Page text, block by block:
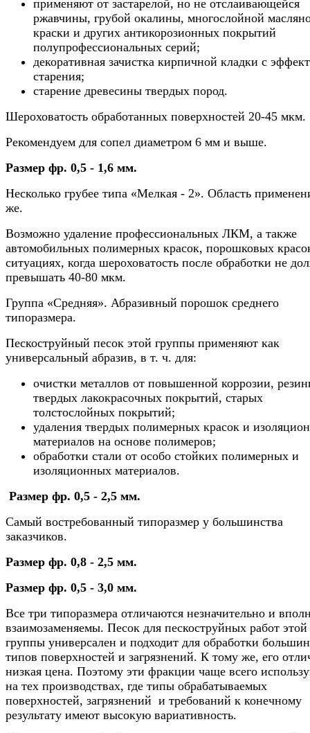
применяют от застарелой, но не отслаивающейся
ржавчины, грубой окалины, многослойной
краски и других антикорозионных покрытий
полупрофессиональных серий;
декоративная зачистка кирпичной кладки с
старения;
старение древесины твердых пород.
Шероховатость обработанных поверхностей 20-45 мкм.
Рекомендуем для сопел диаметром 6 мм и выше.
Размер фр. 0,5 - 1,6 мм.
Несколько грубее типа «Мелкая - 2». Область
же.
Возможно удаление профессиональных ЛКМ, а также
автомобильных полимерных красок, порошковых
ситуациях, когда шероховатость после обработки не
превышать 40-80 мкм.
Группа «Средняя». Абразивный порошок среднего
типоразмера.
Пескоструйный песок этой группы применяют как
универсальный абразив, в т. ч. для:
очистки металлов от повышенной коррозии,
твердых лакокрасочных покрытий, старых
толстослойных покрытий;
удаления твердых полимерных красок и
материалов на основе полимеров;
обработки стали от особо стойких полимерных и
изоляционных материалов.
Размер фр. 0,5 - 2,5 мм.
Самый востребованный типоразмер у большинства
заказчиков.
Размер фр. 0,8 - 2,5 мм.
Размер фр. 0,5 - 3,0 мм.
Все три типоразмера отличаются незначительно и
взаимозаменяемы. Песок для пескоструйных работ этой
группы универсален и подходит для обработки
типов поверхностей и загрязнений. К тому же, его
низкая цена. Поэтому эти фракции чаще всего
на тех производствах, где типы обрабатываемых
поверхностей, загрязнений и требований к конечному
результату имеют высокую вариативность.